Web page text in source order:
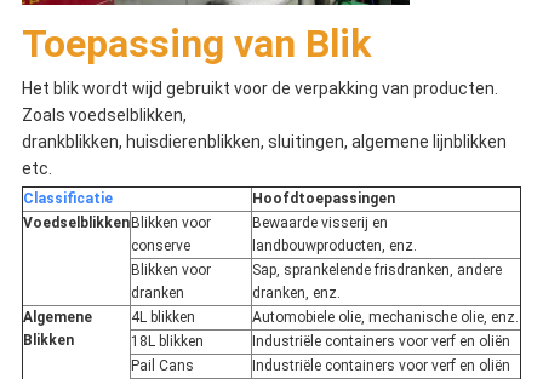
Toepassing van Blik
Het blik wordt wijd gebruikt voor de verpakking van producten.
Zoals voedselblikken,
drankblikken, huisdierenblikken, sluitingen, algemene lijnblikken
etc.
Classificatie
Hoofdtoepassingen
VoedselblikkenBlikken voor
conserve
Bewaarde visserij en
landbouwproducten, enz.
Blikken voor
dranken
Sap, sprankelende frisdranken, andere
dranken, enz.
Algemene
Blikken
4L blikken
Automobiele olie, mechanische olie, enz.
18L blikken
Industriële containers voor verf en oliën
Pail Cans
Industriële containers voor verf en oliën